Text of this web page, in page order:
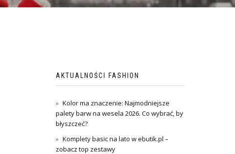
AKTUALNOŚCI FASHION
Kolor ma znaczenie: Najmodniejsze
palety barw na wesela 2026. Co wybrać, by
błyszczeć?
Komplety basic na lato w ebutik.pl –
zobacz top zestawy